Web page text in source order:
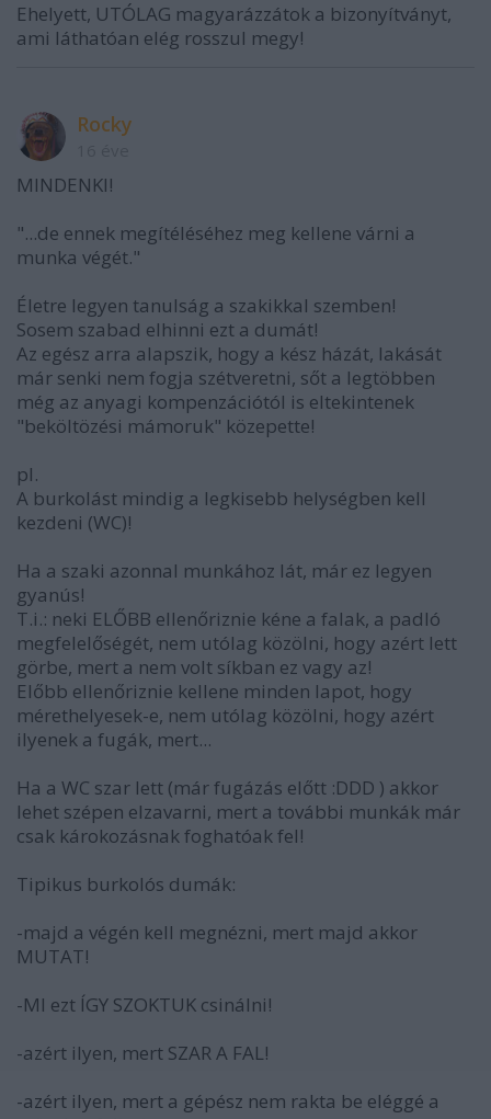
Ehelyett, UTÓLAG magyarázzátok a bizonyítványt,
ami láthatóan elég rosszul megy!
Rocky
MINDENKI!
"...de ennek megítéléséhez meg kellene várni a
munka végét."
Életre legyen tanulság a szakikkal szemben!
Sosem szabad elhinni ezt a dumát!
Az egész arra alapszik, hogy a kész házát, lakását
már senki nem fogja szétveretni, sőt a legtöbben
még az anyagi kompenzációtól is eltekintenek
"beköltözési mámoruk" közepette!
pl.
A burkolást mindig a legkisebb helységben kell
kezdeni (WC)!
Ha a szaki azonnal munkához lát, már ez legyen
gyanús!
T.i.: neki ELŐBB ellenőriznie kéne a falak, a padló
megfelelőségét, nem utólag közölni, hogy azért lett
görbe, mert a nem volt síkban ez vagy az!
Előbb ellenőriznie kellene minden lapot, hogy
mérethelyesek-e, nem utólag közölni, hogy azért
ilyenek a fugák, mert...
Ha a WC szar lett (már fugázás előtt :DDD ) akkor
lehet szépen elzavarni, mert a további munkák már
csak károkozásnak foghatóak fel!
Tipikus burkolós dumák:
-majd a végén kell megnézni, mert majd akkor
MUTAT!
-MI ezt ÍGY SZOKTUK csinálni!
-azért ilyen, mert SZAR A FAL!
-azért ilyen, mert a gépész nem rakta be eléggé a